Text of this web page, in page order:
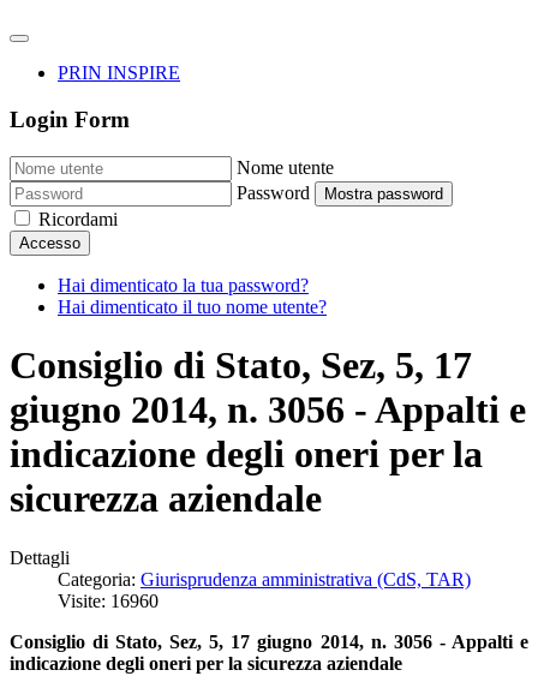
PRIN INSPIRE
Login Form
Nome utente
Password
Mostra password
Ricordami
Accesso
Hai dimenticato la tua password?
Hai dimenticato il tuo nome utente?
Consiglio di Stato, Sez, 5, 17
giugno 2014, n. 3056 - Appalti e
indicazione degli oneri per la
sicurezza aziendale
Dettagli
Categoria: Giurisprudenza amministrativa (CdS, TAR)
Visite: 16960
Consiglio di Stato, Sez, 5, 17 giugno 2014, n. 3056 - Appalti e
indicazione degli oneri per la sicurezza aziendale